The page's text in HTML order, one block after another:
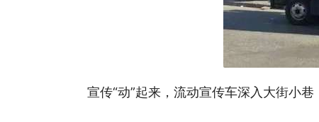
宣传“动”起来，流动宣传车深入大街小巷